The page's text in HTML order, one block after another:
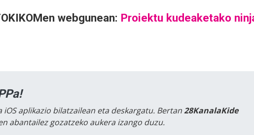
webgunean: Proiektu kudeaketako
aplikazio bilatzailean eta deskargatu. Bertan28KanalaKide
abantailez gozatzeko aukera izango duzu.